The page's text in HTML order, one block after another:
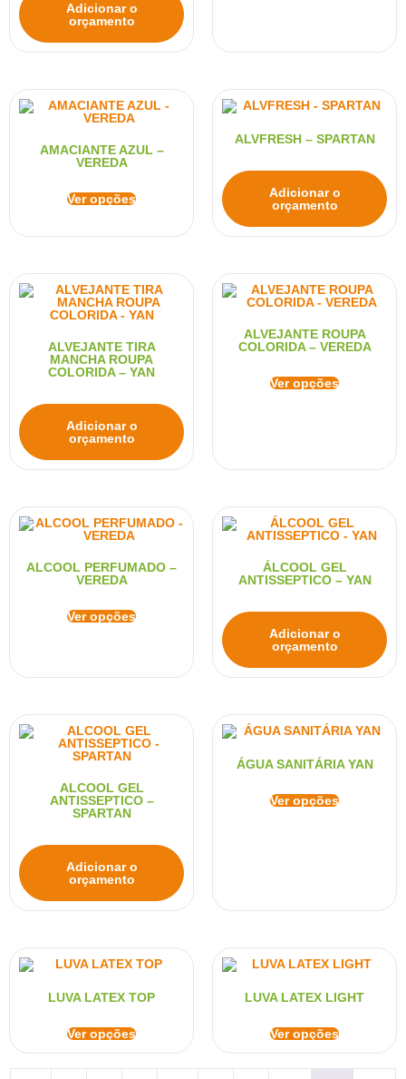
Adicionar o
orçamento
AMACIANTE AZUL –
VEREDA
Ver opções
ALVFRESH – SPARTAN
Adicionar o
orçamento
ALVEJANTE TIRA
MANCHA ROUPA
COLORIDA – YAN
Adicionar o
orçamento
ALVEJANTE ROUPA
COLORIDA – VEREDA
Ver opções
ALCOOL PERFUMADO –
VEREDA
Ver opções
ÁLCOOL GEL
ANTISSEPTICO – YAN
Adicionar o
orçamento
ALCOOL GEL
ANTISSEPTICO –
SPARTAN
Adicionar o
orçamento
ÁGUA SANITÁRIA YAN
Ver opções
LUVA LATEX TOP
Ver opções
LUVA LATEX LIGHT
Ver opções